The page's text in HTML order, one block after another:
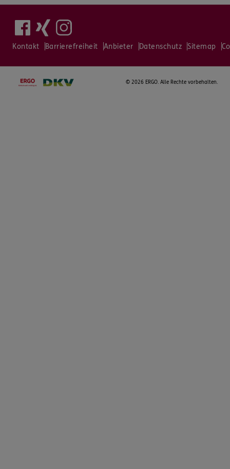
Kontakt Barrierefreiheit Anbieter Datenschutz Sitemap
© 2026 ERGO. Alle Rechte vorbehalten.